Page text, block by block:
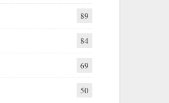
89
84
69
50